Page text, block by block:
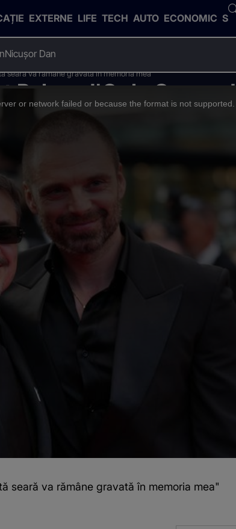
EXTERNE LIFE TECH AUTO ECONOMIC
Nicușor Dan
seară va rămâne gravată în memoria mea"
Palme d'Or la Cannes!
în memoria mea"
or network failed or because the format is not supported.
seară va rămâne gravată în memoria mea"